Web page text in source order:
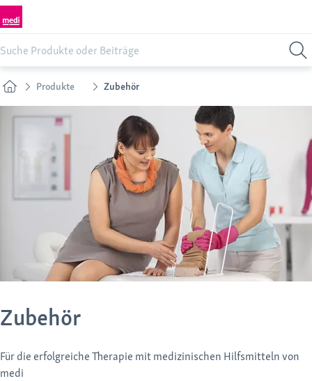
Produkte Zubehör
Zubehör
Für die erfolgreiche Therapie mit medizinischen Hilfsmitteln von
medi